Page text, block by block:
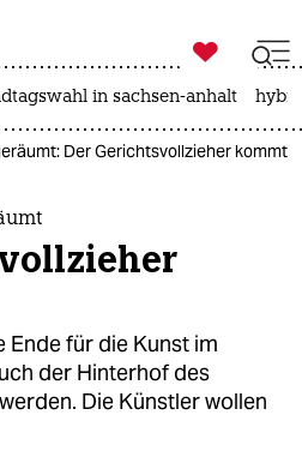
ich
ich

taz zahl ich
in sachsen-anhalt
Der Gerichtsvollzieher kommt
Ende für die Kunst im
der Hinterhof des
Die Künstler wollen